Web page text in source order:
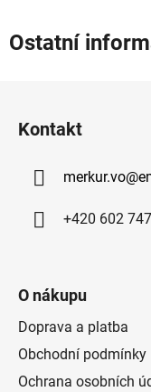
Ostatní
Kontakt
merkur.vo@
+420 602
O nákupu
Doprava a platba
Obchodní podmínky
Ochrana osobních